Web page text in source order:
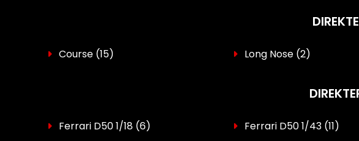
Course (15) Long Nose (2)
Ferrari D50 1/18 (6) Ferrari D50 1/43 (11)